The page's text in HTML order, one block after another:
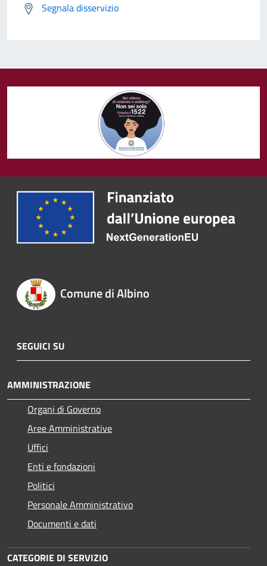
Segnala disservizio
Comune di Albino
SEGUICI SU
AMMINISTRAZIONE
Organi di Governo
Aree Amministrative
Uffici
Enti e fondazioni
Politici
Personale Amministrativo
Documenti e dati
CATEGORIE DI SERVIZIO